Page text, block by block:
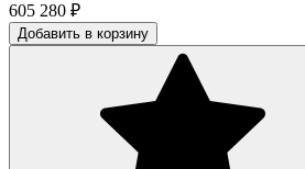
605 280 ₽
Добавить в корзину